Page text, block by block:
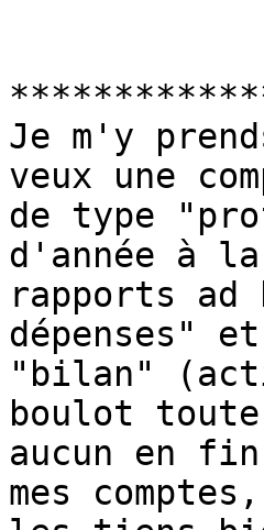
Je m'y
veux une
de type
d'année à
rapports ad
dépenses"
"bilan"
boulot
aucun en
mes